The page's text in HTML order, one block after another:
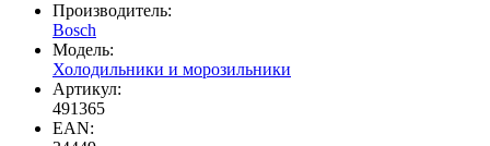
Производитель:
Bosch
Модель:
Холодильники и морозильники
Артикул:
491365
EAN: